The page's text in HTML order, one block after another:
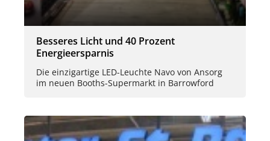
Besseres Licht und 40 Prozent
Energieersparnis
Die einzigartige LED-Leuchte Navo von Ansorg
im neuen Booths-Supermarkt in Barrowford